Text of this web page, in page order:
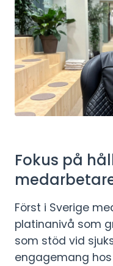
Fokus på
Först i Sverige
platinanivå som
som stöd vid
engagemang